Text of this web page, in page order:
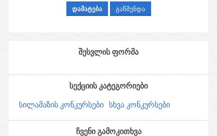
შესვლის ფორმა
სექციის კატეგორიები
სილამაზის კონკურსები სხვა კონკურსები
ჩვენი გამოკითხვა